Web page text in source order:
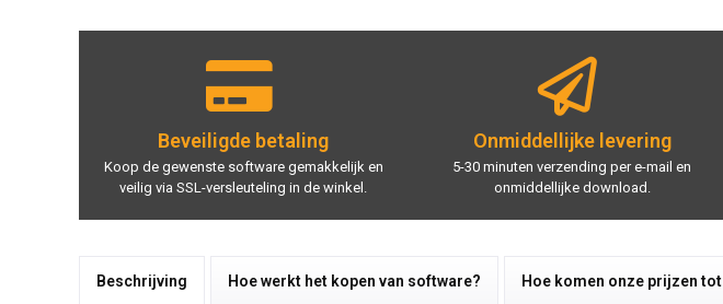
Beveiligde betaling
Koop de gewenste software gemakkelijk en
veilig via SSL-versleuteling in de winkel.
Onmiddellijke levering
5-30 minuten verzending per e-mail en
onmiddellijke download.
Beschrijving Hoe werkt het kopen van software? Hoe komen onze prijzen